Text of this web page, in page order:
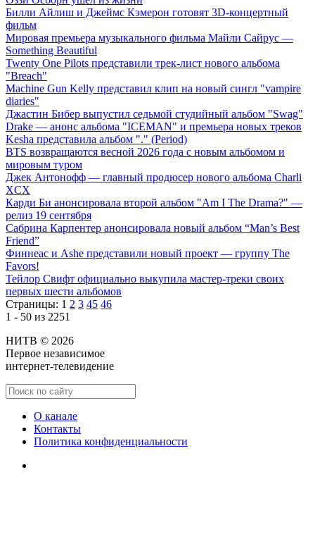
Билли Айлиш и Джеймс Кэмерон готовят 3D-концертный
фильм
Мировая премьера музыкального фильма Майли Сайрус —
Something Beautiful
Twenty One Pilots представили трек-лист нового альбома
"Breach"
Machine Gun Kelly представил клип на новый сингл "vampire
diaries"
Джастин Бибер выпустил седьмой студийный альбом "Swag"
Drake — анонс альбома "ICEMAN" и премьера новых треков
Kesha представила альбом "." (Period)
BTS возвращаются весной 2026 года с новым альбомом и
мировым туром
Джек Антонофф — главный продюсер нового альбома Charli
XCX
Карди Би анонсировала второй альбом "Am I The Drama?" —
релиз 19 сентября
Сабрина Карпентер анонсировала новый альбом “Man’s Best
Friend”
Финнеас и Ashe представили новый проект — группу The
Favors!
Тейлор Свифт официально выкупила мастер-треки своих
первых шести альбомов
Страницы: 1 2 3 45 46
1 - 50 из 2251
НИТВ © 2026
Первое независимое
интернет-телевидение
О канале
Контакты
Политика конфиденциальности